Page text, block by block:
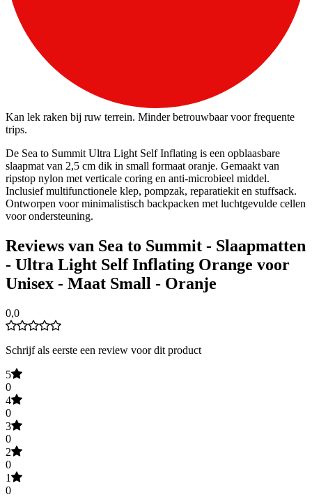
Kan lek raken bij ruw terrein. Minder betrouwbaar voor frequente
trips.
De Sea to Summit Ultra Light Self Inflating is een opblaasbare
slaapmat van 2,5 cm dik in small formaat oranje. Gemaakt van
ripstop nylon met verticale coring en anti-microbieel middel.
Inclusief multifunctionele klep, pompzak, reparatiekit en stuffsack.
Ontworpen voor minimalistisch backpacken met luchtgevulde cellen
voor ondersteuning.
Reviews van Sea to Summit - Slaapmatten
- Ultra Light Self Inflating Orange voor
Unisex - Maat Small - Oranje
0,0
Schrijf als eerste een review voor dit product
5
0
4
0
3
0
2
0
1
0